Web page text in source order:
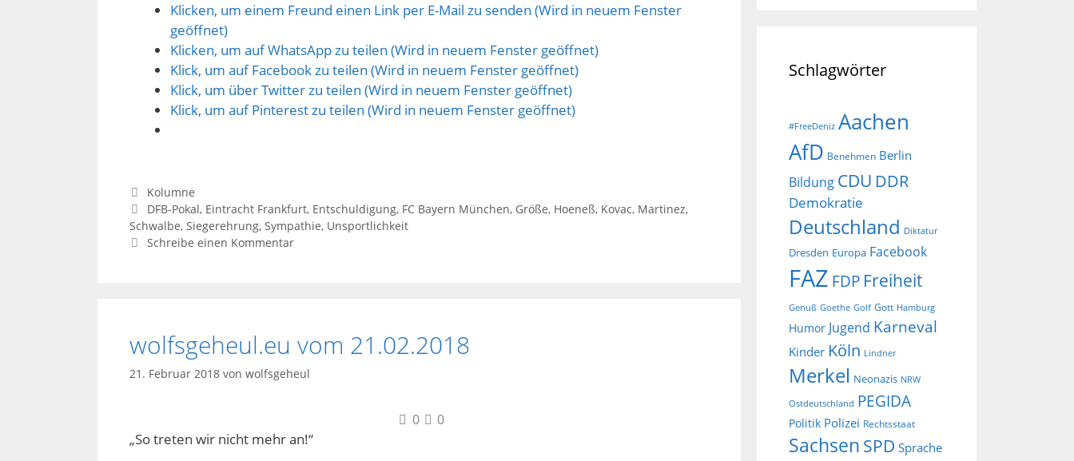
Klicken, um einem Freund einen Link per E-Mail zu senden (Wird in neuem Fenster
geöffnet)
Klicken, um auf WhatsApp zu teilen (Wird in neuem Fenster geöffnet)
Klick, um auf Facebook zu teilen (Wird in neuem Fenster geöffnet)
Klick, um über Twitter zu teilen (Wird in neuem Fenster geöffnet)
Klick, um auf Pinterest zu teilen (Wird in neuem Fenster geöffnet)
Kategorien
Kolumne
Schlagwörter
DFB-Pokal, Eintracht Frankfurt, Entschuldigung, FC Bayern München, Größe, Hoeneß, Kovac, Martinez,
Schwalbe, Siegerehrung, Sympathie, Unsportlichkeit
Schreibe einen Kommentar
wolfsgeheul.eu vom 21.02.2018
21. Februar 2018 von wolfsgeheul
0 0
„So treten wir nicht mehr an!“
Schlagwörter
#FreeDeniz Aachen
AfD Benehmen Berlin
Bildung CDU DDR
Demokratie
Deutschland Diktatur
Dresden Europa Facebook
FAZ FDP Freiheit
Genuß Goethe Golf Gott Hamburg
Humor Jugend Karneval
Kinder Köln Lindner
Merkel Neonazis NRW
Ostdeutschland PEGIDA
Politik Polizei Rechtsstaat
Sachsen SPD Sprache